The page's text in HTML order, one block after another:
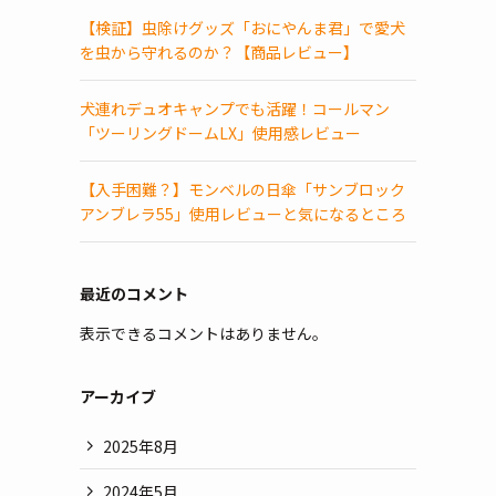
【検証】虫除けグッズ「おにやんま君」で愛犬
を虫から守れるのか？【商品レビュー】
犬連れデュオキャンプでも活躍！コールマン
「ツーリングドームLX」使用感レビュー
【入手困難？】モンベルの日傘「サンブロック
アンブレラ55」使用レビューと気になるところ
最近のコメント
表示できるコメントはありません。
アーカイブ
2025年8月
2024年5月